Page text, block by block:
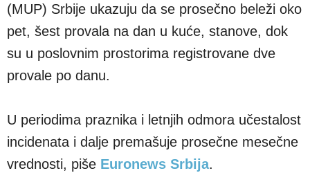
(MUP) Srbije ukazuju da se prosečno beleži oko
pet, šest provala na dan u kuće, stanove, dok
su u poslovnim prostorima registrovane dve
provale po danu.
U periodima praznika i letnjih odmora učestalost
incidenata i dalje premašuje prosečne mesečne
vrednosti, piše Euronews Srbija.